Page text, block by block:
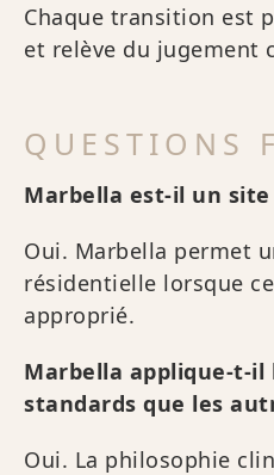
Chaque transition est
et relève du jugement
QUESTIONS
Marbella est-il un
Oui. Marbella permet
résidentielle lorsque
approprié.
Marbella applique-t-il
standards que les
Oui. La philosophie